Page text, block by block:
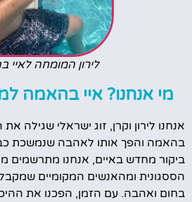
לירון המומחה לאיי
מי אנחנו? איי בהאמה
אנחנו לירון וקרן, זוג ישראלי שגילה
בהאמה והפך אותו לאהבה שנמשכת
ביקור מחדש באיים, אנחנו מתרשמים
הססגונית ומהאנשים המקומיים
בחום ואהבה. עם הזמן, הפכנו את